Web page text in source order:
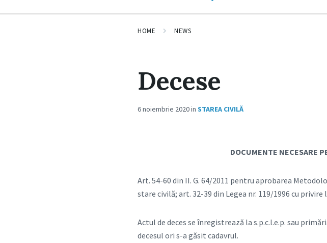
HOME NEWS
Decese
6 noiembrie 2020inSTAREA CIVILĂ
DOCUMENTE NECESARE
Art. 54-60 din II. G. 64/2011 pentru aprobarea
stare civilă; art. 32-39 din Legea nr. 119/1996 cu
Actul de deces se înregistrează la s.p.c.l.e.p. sau
decesul ori s-a găsit cadavrul.